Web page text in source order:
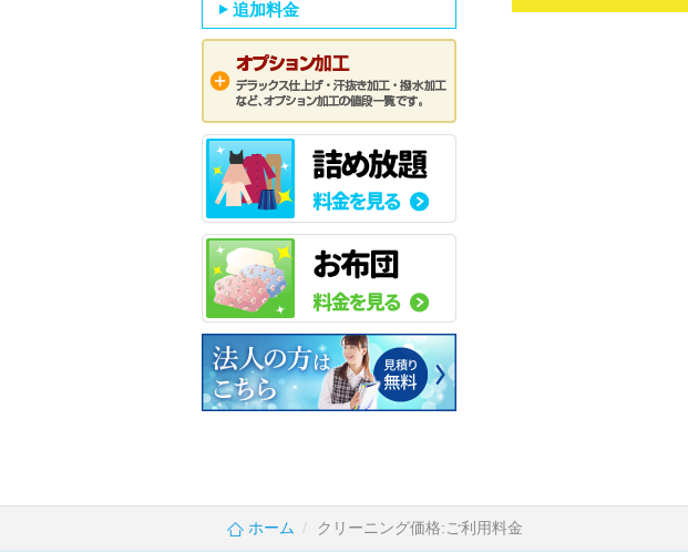
追加料金
ホーム クリーニング価格:ご利用料金